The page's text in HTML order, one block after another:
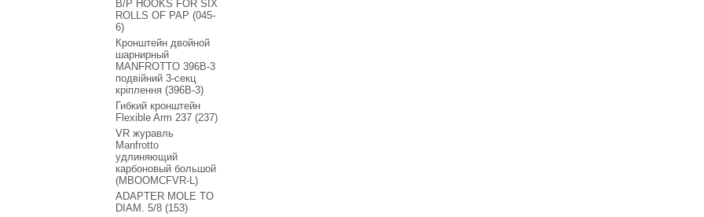
B/P HOOKS FOR SIX
ROLLS OF PAP (045-
6)
Кронштейн двойной
шарнирный
MANFROTTO 396В-3
подвійний 3-секц
кріплення (396B-3)
Гибкий кронштейн
Flexible Arm 237 (237)
VR журавль
Manfrotto
удлиняющий
карбоновый большой
(MBOOMCFVR-L)
ADAPTER MOLE TO
DIAM. 5/8 (153)